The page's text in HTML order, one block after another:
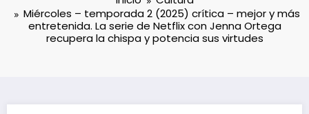
Miércoles – temporada 2 (2025) crítica – mejor y más
entretenida. La serie de Netflix con Jenna Ortega
recupera la chispa y potencia sus virtudes